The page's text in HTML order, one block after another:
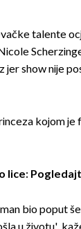
talente
jer show nije
kojom je
lice:
bio poput